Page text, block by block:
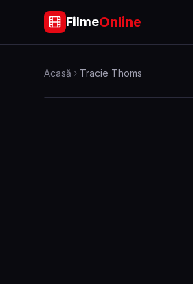
FilmeOnline
Acasă Tracie Thoms